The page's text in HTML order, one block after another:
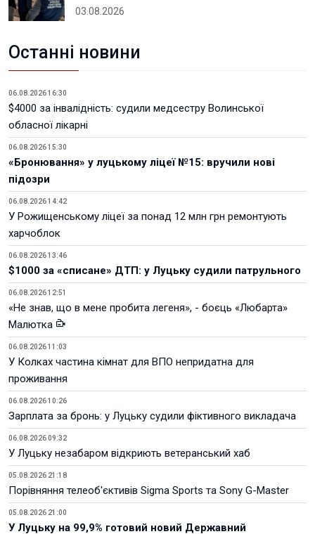
03.08.2026
Останні новини
06.08.2026 16:30
$4000 за інвалідність: судили медсестру Волинської
обласної лікарні
06.08.2026 15:30
«Бронювання» у луцькому ліцеї №15: вручили нові
підозри
06.08.2026 14:42
У Рожищенському ліцеї за понад 12 млн грн ремонтують
харчоблок
06.08.2026 13:46
$1000 за «списане» ДТП: у Луцьку судили патрульного
06.08.2026 12:51
«Не знав, що в мене пробита легеня», - боєць «Любарта»
Малютка
06.08.2026 11:03
У Колках частина кімнат для ВПО непридатна для
проживання
06.08.2026 10:26
Зарплата за бронь: у Луцьку судили фіктивного викладача
06.08.2026 09:32
У Луцьку незабаром відкриють ветеранський хаб
05.08.2026 21:18
Порівняння телеоб'єктивів Sigma Sports та Sony G-Master
05.08.2026 21:00
У Луцьку на 99,9% готовий новий Державний